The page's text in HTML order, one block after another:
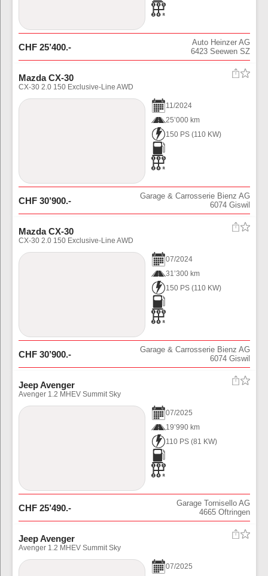
CHF 25’400.-
Auto Heinzer AG
6423 Seewen SZ
Mazda CX-30
CX-30 2.0 150 Exclusive-Line AWD
11/2024
25’000 km
150 PS (110 KW)
CHF 30’900.-
Garage & Carrosserie Bienz AG
6074 Giswil
Mazda CX-30
CX-30 2.0 150 Exclusive-Line AWD
07/2024
31’300 km
150 PS (110 KW)
CHF 30’900.-
Garage & Carrosserie Bienz AG
6074 Giswil
Jeep Avenger
Avenger 1.2 MHEV Summit Sky
07/2025
19’990 km
110 PS (81 KW)
CHF 25’490.-
Garage Tornisello AG
4665 Oftringen
Jeep Avenger
Avenger 1.2 MHEV Summit Sky
07/2025